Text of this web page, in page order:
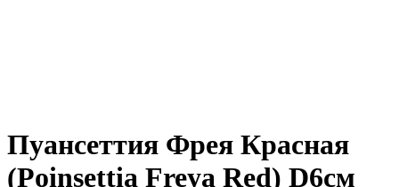
Пуансеттия Фрея Красная
(Poinsettia Freya Red) D6см